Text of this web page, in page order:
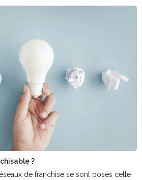
?
de franchise se sont posés cette